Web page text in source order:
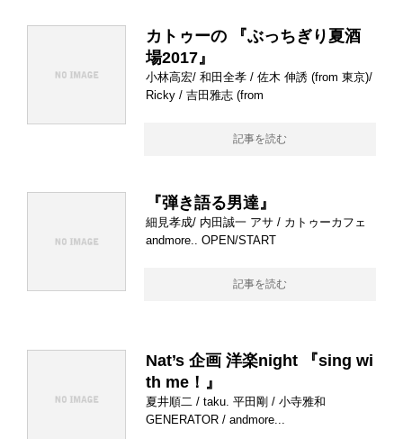
カトゥーの 『ぶっちぎり夏酒
場2017』
小林高宏/ 和田全孝 / 佐木 伸誘 (from 東京)/
Ricky / 吉田雅志 (from
記事を読む
『弾き語る男達』
細見孝成/ 内田誠一 アサ / カトゥーカフェ
andmore.. OPEN/START
記事を読む
Nat’s 企画 洋楽night 『sing wi
th me！』
夏井順二 / taku. 平田剛 / 小寺雅和
GENERATOR / andmore...